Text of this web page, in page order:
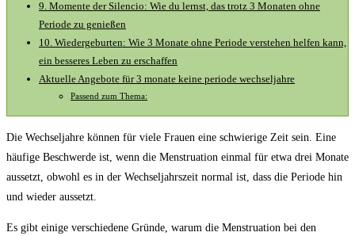
9. Momente der Silencio: Wie du lernst, das trotz 3 Monaten ohne
Periode zu genießen
10. Wiedergeburten: Wie 3 Monate ohne Periode verstehen helfen kann,
ein besseres Leben zu erschaffen
Aktuelle Angebote für 3 monate keine periode wechseljahre
Passend zum Thema:
Die Wechseljahre können für viele Frauen eine schwierige Zeit sein. Eine
häufige Beschwerde ist, wenn die Menstruation einmal für etwa drei Monate
aussetzt, obwohl es in der Wechseljahrszeit normal ist, dass die Periode hin
und wieder aussetzt.
Es gibt einige verschiedene Gründe, warum die Menstruation bei den